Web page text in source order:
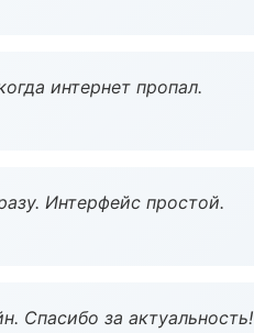
интернет пропал.
Интерфейс простой.
Спасибо за актуальность!